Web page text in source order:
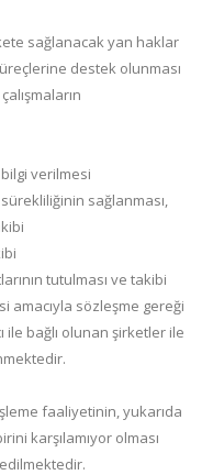
sağlanacak yan haklar
destek olunması
verilmesi
sağlanması,
tutulması ve takibi
amacıyla sözleşme gereği
ile bağlı olunan şirketler ile
faaliyetinin, yukarıda
karşılamıyor olması